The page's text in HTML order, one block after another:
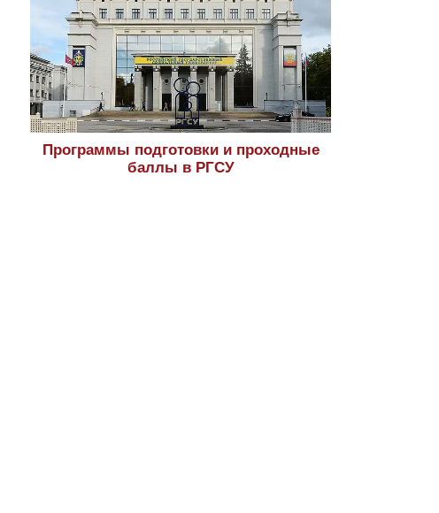
Программы подготовки и проходные
баллы в РГСУ